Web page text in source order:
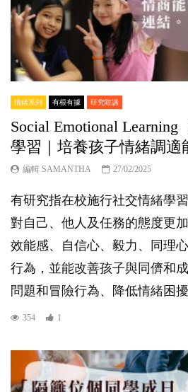
情緒系列 有根有據 研究咁講
Social Emotional Learning
學習｜培養孩子情緒調適
編輯 SAMANTHA 27/02/2025
有研究指在校施行社交情緒學
對自己、他人及任務的態度更
效能感、自信心、毅力、同理
行為，並能改善孩子與同儕和
問題和冒險行為、降低情緒困
354 1